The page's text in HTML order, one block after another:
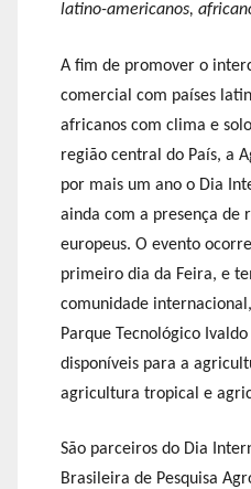
latino-americanos,
A fim de promover o
comercial com países
africanos com clima e
região central do País, a
por mais um ano o Dia
ainda com a presença de
europeus. O evento
primeiro dia da Feira, e
comunidade
Parque Tecnológico
disponíveis para a
agricultura tropical e
São parceiros do Dia
Brasileira de Pesquisa